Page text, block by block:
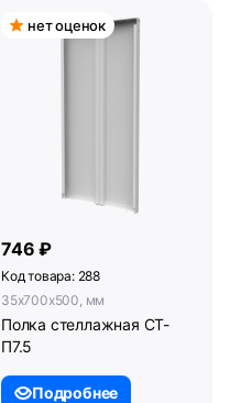
нет оценок
746 ₽
Код товара: 288
35x700x500, мм
Полка стеллажная СТ-
П7.5
Подробнее